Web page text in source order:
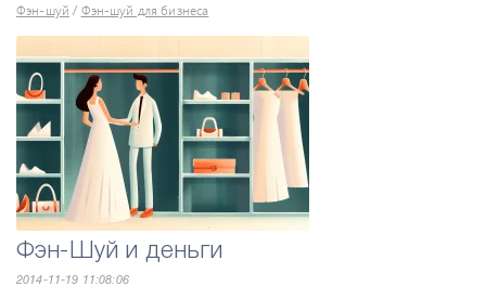
Фэн-шуй / Фэн-шуй для бизнеса
Фэн-Шуй и деньги
2014-11-19 11:08:06